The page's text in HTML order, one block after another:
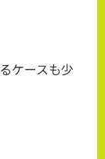
ケースも少